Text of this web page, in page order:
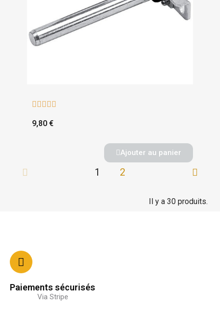
    
9,80 €
Ajouter au panier
1 2
Il y a 30 produits.
Paiements sécurisés
Via Stripe